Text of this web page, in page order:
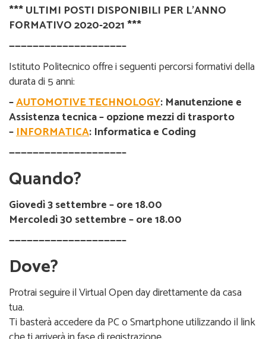
*** ULTIMI POSTI DISPONIBILI PER L’ANNO
FORMATIVO 2020-2021 ***
———————————————————–
Istituto Politecnico offre i seguenti percorsi formativi della
durata di 5 anni:
–AUTOMOTIVE TECHNOLOGY: Manutenzione e
Assistenza tecnica – opzione mezzi di trasporto
–INFORMATICA: Informatica e Coding
———————————————————–
Quando?
Giovedì 3 settembre – ore 18.00
Mercoledì 30 settembre – ore 18.00
———————————————————–
Dove?
Protrai seguire il Virtual Open day direttamente da casa
tua.
Ti basterà accedere da PC o Smartphone utilizzando il link